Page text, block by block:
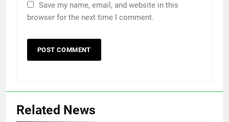
Save my name, email, and website in this
browser for the next time I comment.
Related News